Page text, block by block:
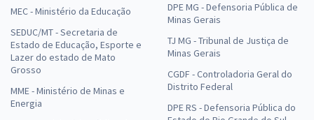
Prefeitura de Monte Negro - RO - Cuidador(a)
R$29,52
MEC - Ministério da Educação
SEDUC/MT - Secretaria de
Estado de Educação, Esporte e
Lazer do estado de Mato
Grosso
MME - Ministério de Minas e
Energia
DPE MG - Defensoria Pública de
Minas Gerais
TJ MG - Tribunal de Justiça de
Minas Gerais
CGDF - Controladoria Geral do
Distrito Federal
DPE RS - Defensoria Pública do